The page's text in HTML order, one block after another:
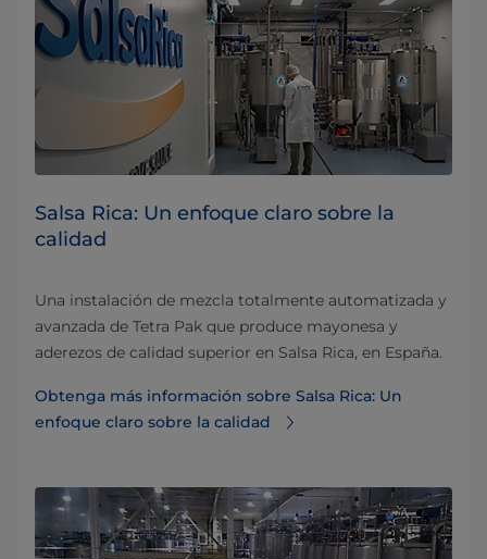
Salsa Rica: Un enfoque claro sobre la
calidad
Una instalación de mezcla totalmente automatizada y
avanzada de Tetra Pak que produce mayonesa y
aderezos de calidad superior en Salsa Rica, en España.
Obtenga más información sobre Salsa Rica: Un
enfoque claro sobre la calidad